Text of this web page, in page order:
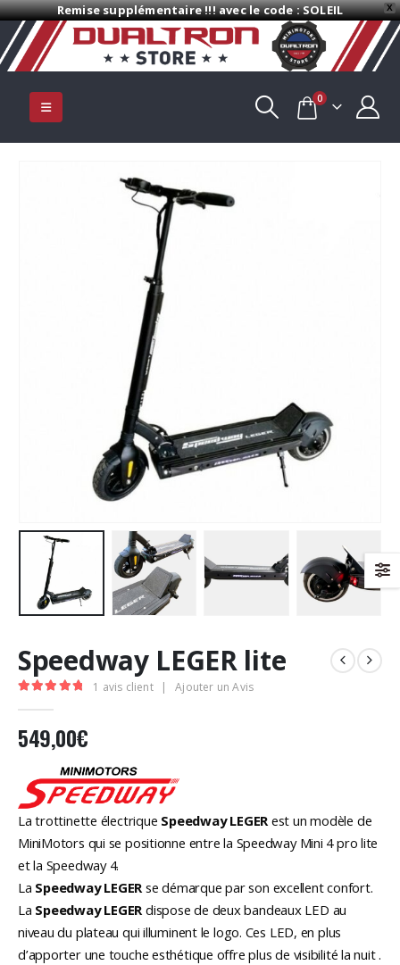
X
Remise supplémentaire !!! avec le code : SOLEIL
0
Speedway LEGER lite
1 avis client | Ajouter un Avis
549,00€
La trottinette électrique Speedway LEGERest un modèle de
MiniMotors qui se positionne entre la Speedway Mini 4 pro lite
et la Speedway 4.
La Speedway LEGERse démarque par son excellent confort.
La Speedway LEGERdispose de deux bandeaux LED au
niveau du plateau qui illuminent le logo. Ces LED, en plus
d’apporter une touche esthétique offre plus de visibilité la nuit .